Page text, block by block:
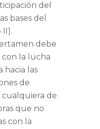
del
bases del
II).
debe
con la lucha
hacia las
de
cualquiera de
que no
con la